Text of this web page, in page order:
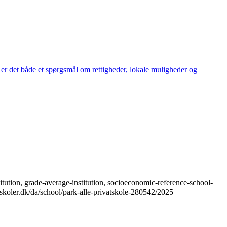
både et spørgsmål om rettigheder, lokale muligheder og
grade-average-institution, socioeconomic-reference-school-
da/school/park-alle-privatskole-280542/2025